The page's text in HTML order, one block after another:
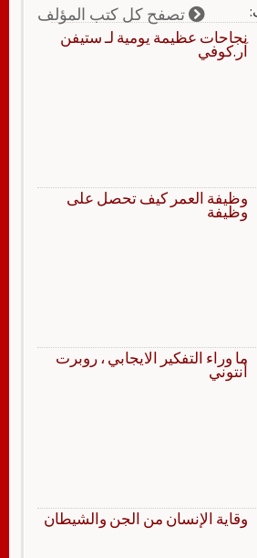
تصفح كل كتب المؤلف
نجاحات عظيمة يومية لـ ستيفن
آر.كوفي
وظيفة العمر كيف تحصل على
وظيفة
ما وراء التفكير الايجابي ، روبرت
أنتوني
وقاية الإنسان من الجن والشيطان